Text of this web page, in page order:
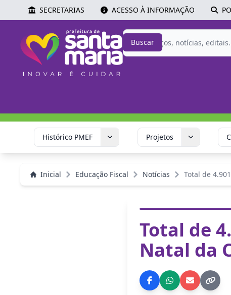
SECRETARIAS ACESSO À INFORMAÇÃO
Buscar
Histórico PMEF Projetos
Inicial Educação Fiscal Notícias Total de
Total de
Natal da